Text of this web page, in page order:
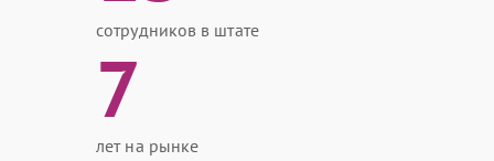
сотрудников в штате
7
лет на рынке